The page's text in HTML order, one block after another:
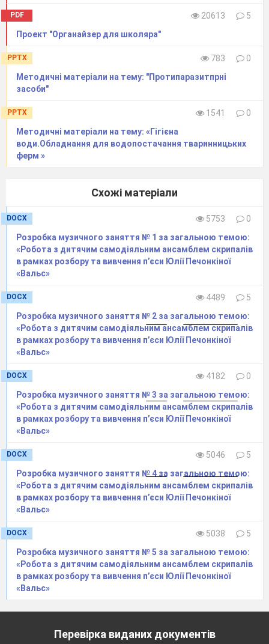
2.2 Вихідні дані до розрахунку
відповідно до таблиці А2 додатку А
Навантаження ТЗ
Коефіцієнт зчеплення шин з дорогою φ
Поправковий коефіцієнт ефективності гальмування,
k
Усталене сповільнення ТЗ:
при φ = 0,5:
j = φ gke = 0,500 9,1,000
81 = 4,905 см2
j = φ gke = 0,600 9,1,000
81 = 5,886 см2
j = φ gke = 0,700 9,1,120
81 = 6,131 см2
роботи №2 показаний на рис. 2.1.
PDF 20613
5
Проект "Органайзер для школяра"
PPTX 783
0
Методичні матеріали на тему: "Протипаразитпрні
засоби"
PPTX 1541
0
Методичні матеріали на тему: «Гігієна
води.Обладнання для водопостачання тваринницьких
ферм »
Схожі матеріали
DOCX 5753
0
Розробка музичного заняття № 1 за загальною темою:
«Робота з дитячим самодіяльним ансамблем скрипалів
в рамках розбору та вивчення п’єси Юлії Печонкіної
«Вальс»
DOCX 4489
5
Розробка музичного заняття № 2 за загальною темою:
«Робота з дитячим самодіяльним ансамблем скрипалів
в рамках розбору та вивчення п’єси Юлії Печонкіної
«Вальс»
DOCX 4182
0
Розробка музичного заняття № 3 за загальною темою:
«Робота з дитячим самодіяльним ансамблем скрипалів
в рамках розбору та вивчення п’єси Юлії Печонкіної
«Вальс»
DOCX 5046
5
Розробка музичного заняття № 4 за загальною темою:
«Робота з дитячим самодіяльним ансамблем скрипалів
в рамках розбору та вивчення п’єси Юлії Печонкіної
«Вальс»
DOCX 5038
5
Розробка музичного заняття № 5 за загальною темою:
«Робота з дитячим самодіяльним ансамблем скрипалів
в рамках розбору та вивчення п’єси Юлії Печонкіної
«Вальс»
Перевірка виданих документів